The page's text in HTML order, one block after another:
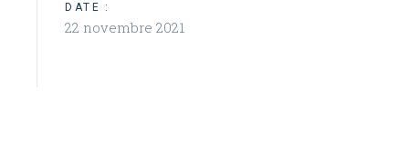
DATE :
22 novembre 2021